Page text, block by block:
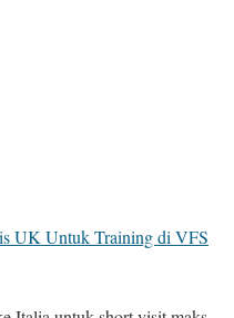
UK Untuk Training di VFS